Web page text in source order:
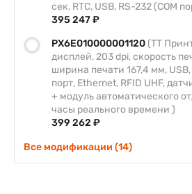
сек, RTC, USB, RS-232 (COM
395 247 ₽
PX6E010000001120 (ТT
дисплей, 203 dpi, скорость
ширина печати 167,4 мм,
порт, Ethernet, RFID UHF,
+ модуль автоматического
часы реального времени )
399 262 ₽
Все модификации (14)